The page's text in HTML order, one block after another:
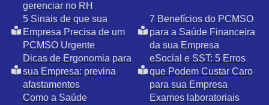
gerenciar no RH
5 Sinais de que sua
Empresa Precisa de um
PCMSO Urgente
7 Benefícios do PCMSO
para a Saúde Financeira
da sua Empresa
Dicas de Ergonomia para
sua Empresa: previna
afastamentos
eSocial e SST: 5 Erros
que Podem Custar Caro
para sua Empresa
Como a Saúde
Exames laboratoriais